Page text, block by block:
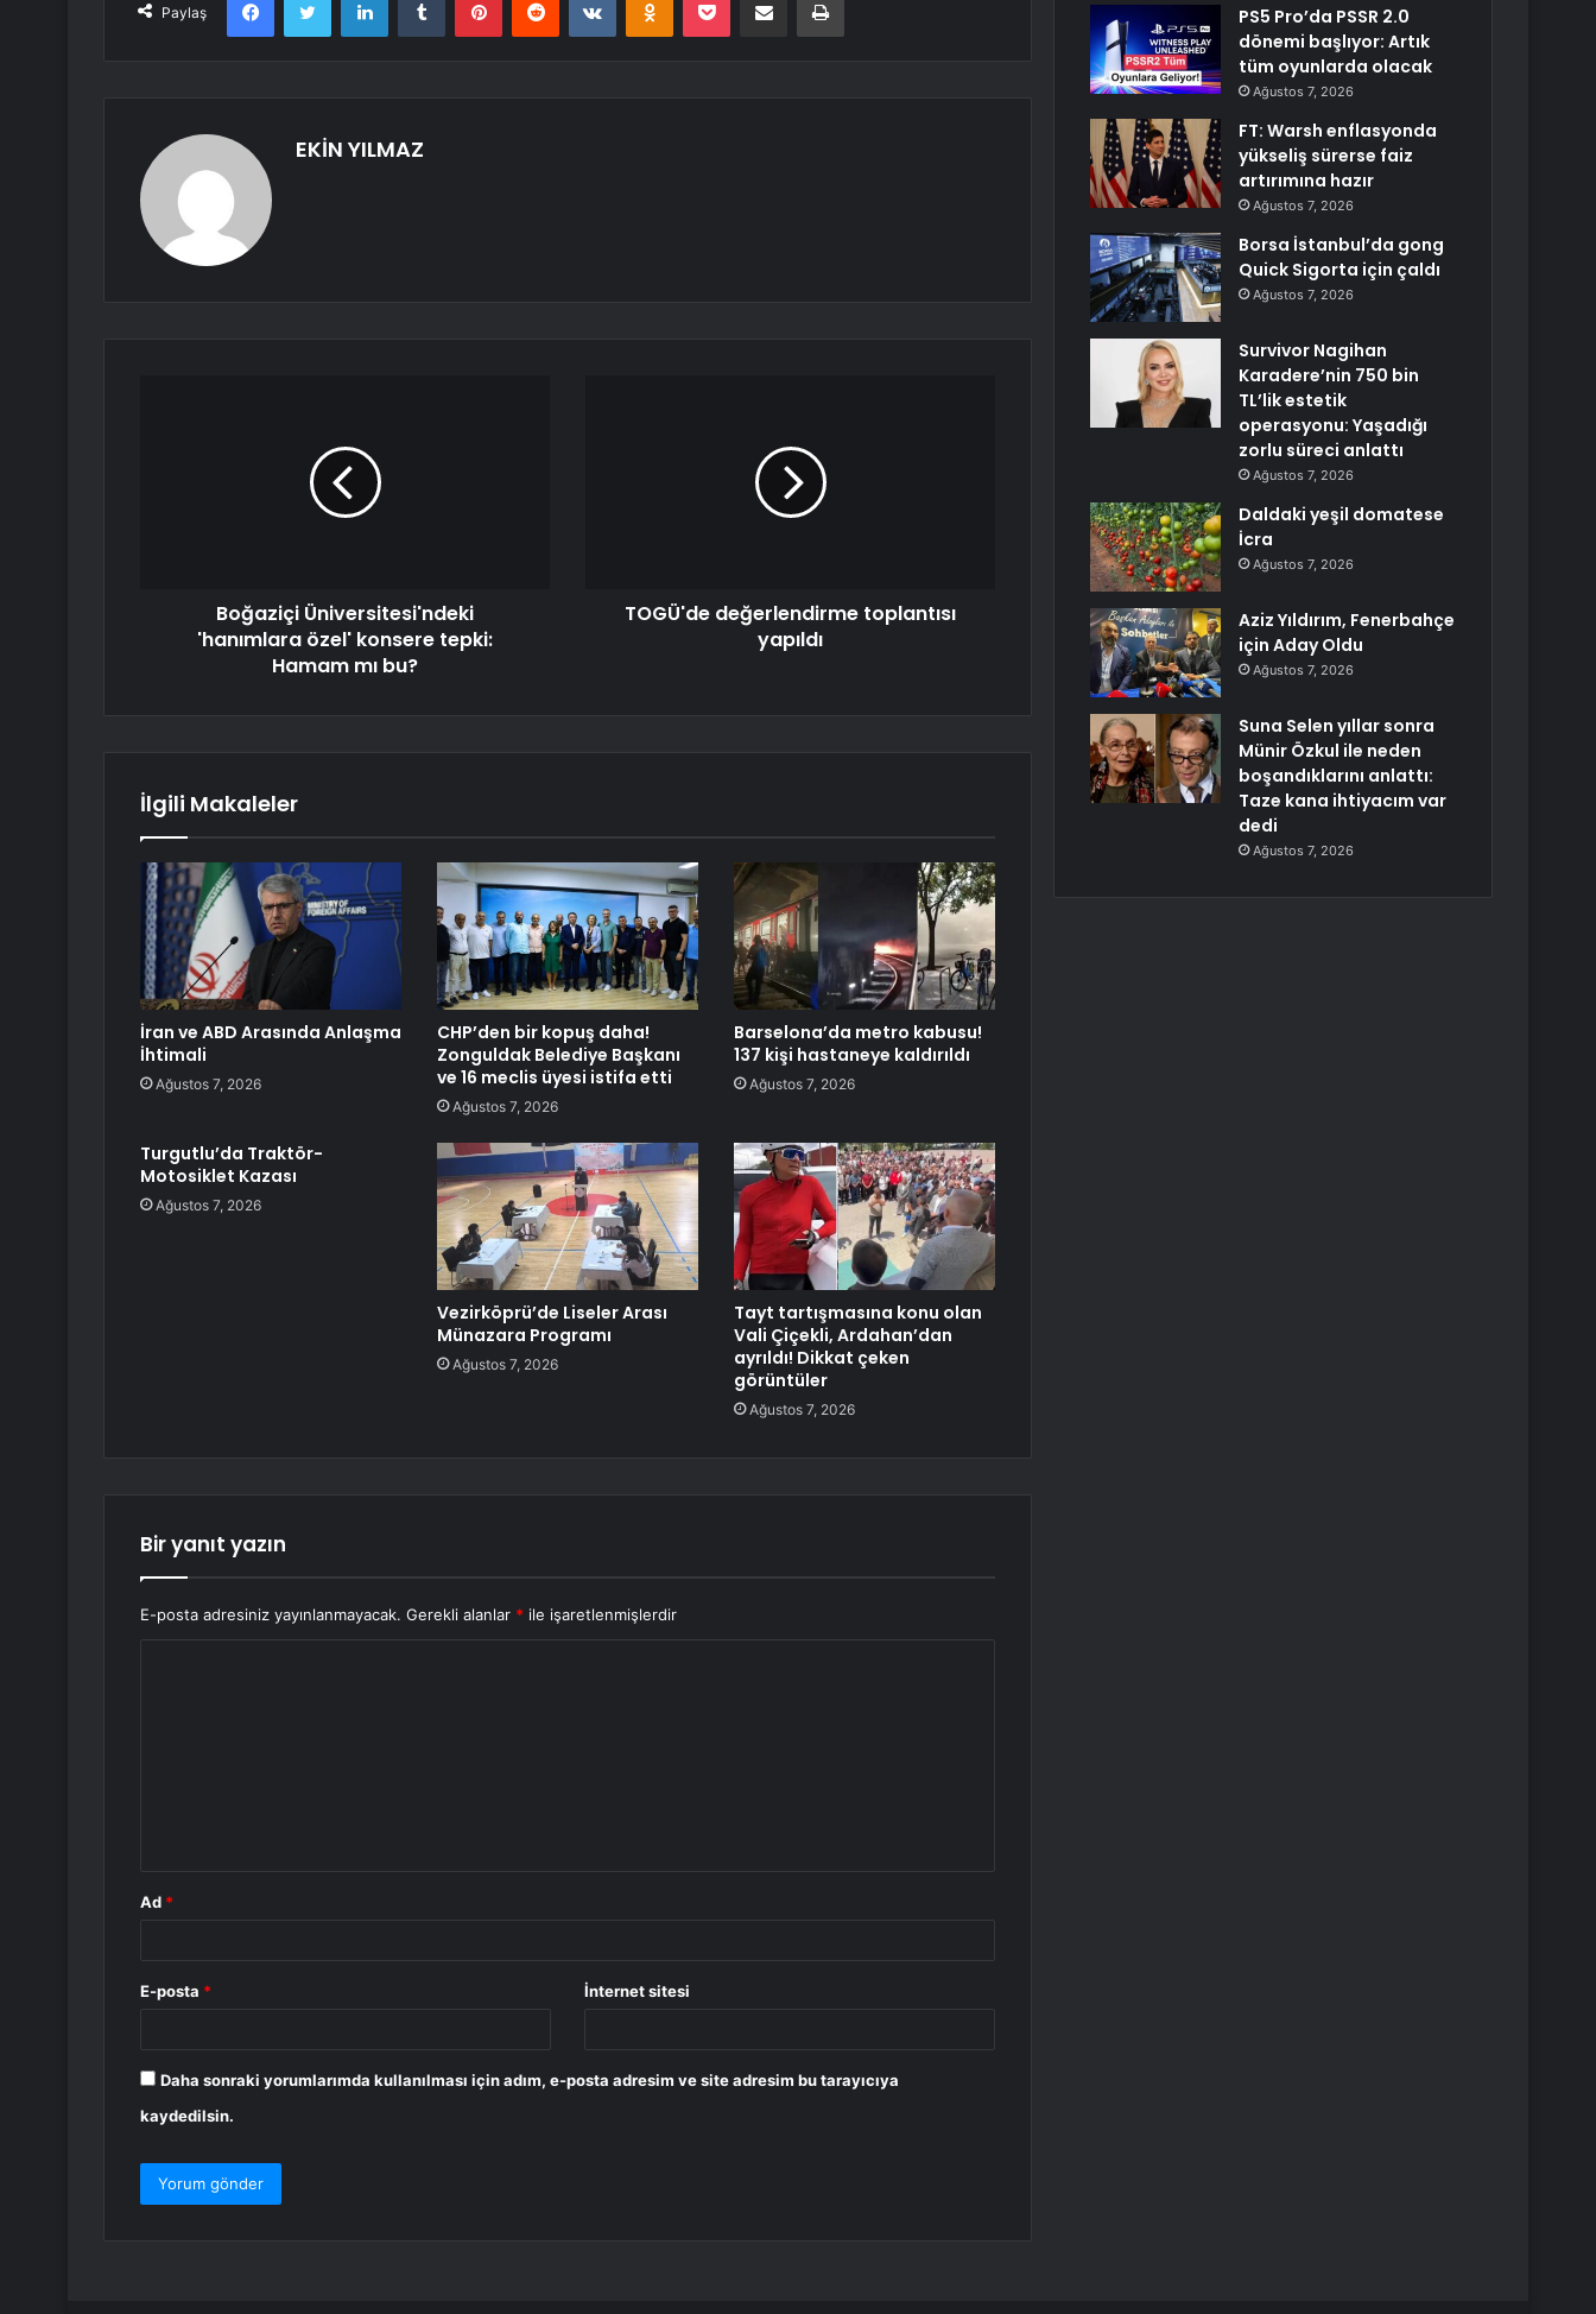
Paylaş
EKİN YILMAZ
Boğaziçi Üniversitesi'ndeki
'hanımlara özel' konsere tepki:
Hamam mı bu?
TOGÜ'de değerlendirme toplantısı
yapıldı
İlgili Makaleler
İran ve ABD Arasında Anlaşma
İhtimali
Ağustos 7, 2026
CHP’den bir kopuş daha!
Zonguldak Belediye Başkanı
ve 16 meclis üyesi istifa etti
Ağustos 7, 2026
Barselona’da metro kabusu!
137 kişi hastaneye kaldırıldı
Ağustos 7, 2026
Turgutlu’da Traktör-
Motosiklet Kazası
Ağustos 7, 2026
Vezirköprü’de Liseler Arası
Münazara Programı
Ağustos 7, 2026
Tayt tartışmasına konu olan
Vali Çiçekli, Ardahan’dan
ayrıldı! Dikkat çeken
görüntüler
Ağustos 7, 2026
Bir yanıt yazın
E-posta adresiniz yayınlanmayacak. Gerekli alanlar * ile işaretlenmişlerdir
Ad *
E-posta * İnternet sitesi
Daha sonraki yorumlarımda kullanılması için adım, e-posta adresim ve site adresim bu tarayıcıya
kaydedilsin.
PS5 Pro’da PSSR 2.0
dönemi başlıyor: Artık
tüm oyunlarda olacak
Ağustos 7, 2026
FT: Warsh enflasyonda
yükseliş sürerse faiz
artırımına hazır
Ağustos 7, 2026
Borsa İstanbul’da gong
Quick Sigorta için çaldı
Ağustos 7, 2026
Survivor Nagihan
Karadere’nin 750 bin
TL’lik estetik
operasyonu: Yaşadığı
zorlu süreci anlattı
Ağustos 7, 2026
Daldaki yeşil domatese
İcra
Ağustos 7, 2026
Aziz Yıldırım, Fenerbahçe
için Aday Oldu
Ağustos 7, 2026
Suna Selen yıllar sonra
Münir Özkul ile neden
boşandıklarını anlattı:
Taze kana ihtiyacım var
dedi
Ağustos 7, 2026